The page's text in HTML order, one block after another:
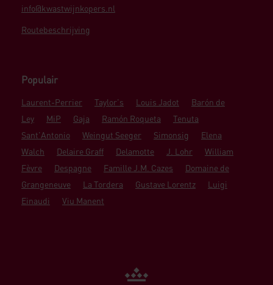
info@kwastwijnkopers.nl
Routebeschrijving
Populair
Laurent-Perrier Taylor's Louis Jadot
Barón de
Ley
MiP Gaja Ramón Roqueta
Tenuta
Sant'Antonio
Weingut Seeger Simonsig
Elena
Walch
Delaire Graff Delamotte J. Lohr
William
Fèvre
Despagne Famille J.M. Cazes
Domaine de
Grangeneuve
La Tordera Gustave Lorentz
Luigi
Einaudi
Viu Manent